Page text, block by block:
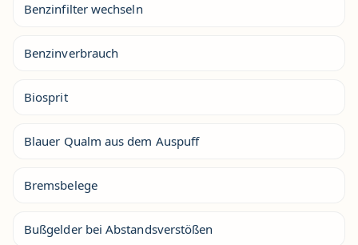
Benzinfilter wechseln
Benzinverbrauch
Biosprit
Blauer Qualm aus dem Auspuff
Bremsbelege
Bußgelder bei Abstandsverstößen